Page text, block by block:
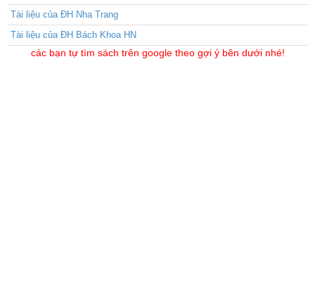
Tài liệu của ĐH Nha Trang
Tài liệu của ĐH Bách Khoa HN
các bạn tự tìm sách trên google theo gợi ý bên dưới nhé!